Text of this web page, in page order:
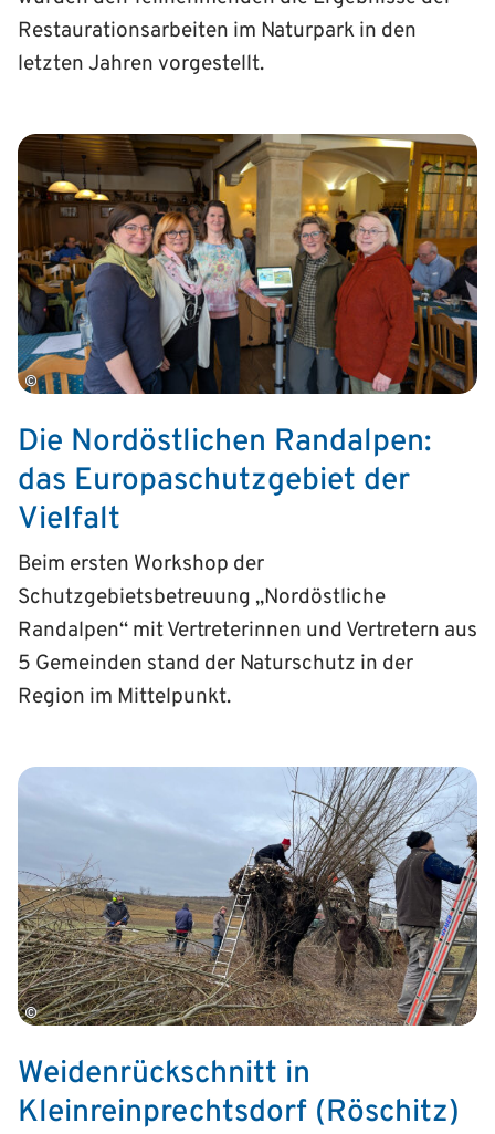
Restaurationsarbeiten im Naturpark in den
letzten Jahren vorgestellt.
©
Die Nordöstlichen Randalpen:
das Europaschutz­gebiet der
Vielfalt
Beim ersten Workshop der
Schutzgebietsbetreuung „Nordöstliche
Randalpen“ mit Vertreterinnen und Vertretern aus
5 Gemeinden stand der Naturschutz in der
Region im Mittelpunkt.
©
Weidenrückschnitt in
Kleinreinprechtsdorf (Röschitz)